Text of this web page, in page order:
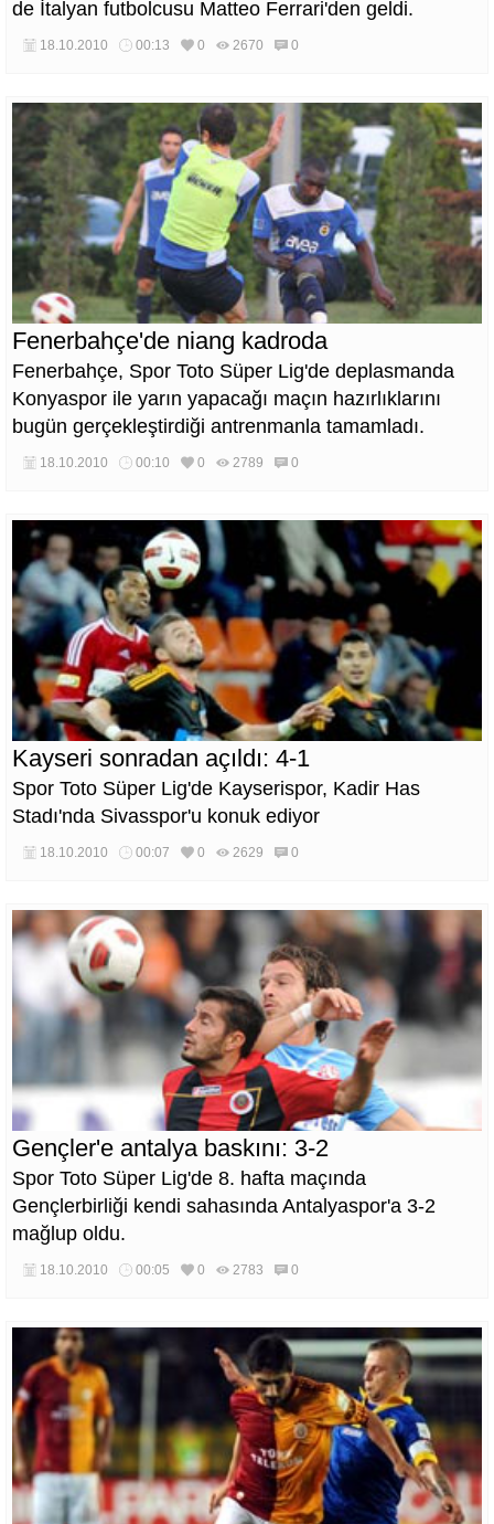
de İtalyan futbolcusu Matteo Ferrari'den geldi.
18.10.2010 00:13 0 2670 0
Fenerbahçe'de niang kadroda
Fenerbahçe, Spor Toto Süper Lig'de deplasmanda
Konyaspor ile yarın yapacağı maçın hazırlıklarını
bugün gerçekleştirdiği antrenmanla tamamladı.
18.10.2010 00:10 0 2789 0
Kayseri sonradan açıldı: 4-1
Spor Toto Süper Lig'de Kayserispor, Kadir Has
Stadı'nda Sivasspor'u konuk ediyor
18.10.2010 00:07 0 2629 0
Gençler'e antalya baskını: 3-2
Spor Toto Süper Lig'de 8. hafta maçında
Gençlerbirliği kendi sahasında Antalyaspor'a 3-2
mağlup oldu.
18.10.2010 00:05 0 2783 0